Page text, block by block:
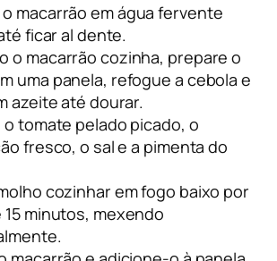
macarrão em água fervente
ficar al dente.
o macarrão cozinha, prepare o
uma panela, refogue a cebola e
azeite até dourar.
o tomate pelado picado, o
fresco, o sal e a pimenta do
cozinhar em fogo baixo por
minutos, mexendo